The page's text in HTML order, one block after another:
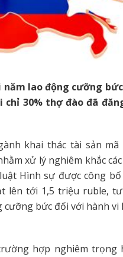
năm lao động cưỡng
30% thợ đào đã
khai thác tài sản mã
xử lý nghiêm khắc
Hình sự được công bố
lên tới 1,5 triệu ruble,
cưỡng bức đối với hành vi
hợp nghiêm trọng